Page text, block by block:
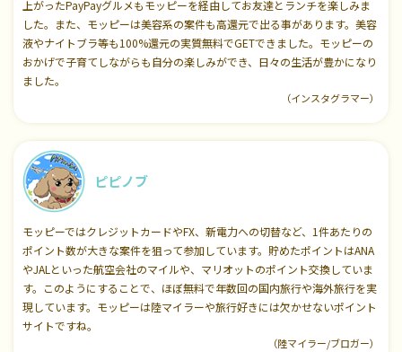
上がったPayPayグルメもモッピーを経由してお友達とランチを楽しみま
した。また、モッピーは美容系の案件も高還元で出る事があります。美容
液やナイトブラ等も100%還元の実質無料でGETできました。モッピーの
おかげで子育てしながらも自分の楽しみができ、日々の生活が豊かになり
ました。
（インスタグラマー）
ピピノブ
モッピーではクレジットカードやFX、新電力への切替など、1件あたりの
ポイント数が大きな案件を狙って参加しています。貯めたポイントはANA
やJALといった航空会社のマイルや、マリオットのポイント交換していま
す。このようにすることで、ほぼ無料で年数回の国内旅行や海外旅行を実
現しています。モッピーは陸マイラーや旅行好きには欠かせないポイント
サイトですね。
（陸マイラー/ブロガー）